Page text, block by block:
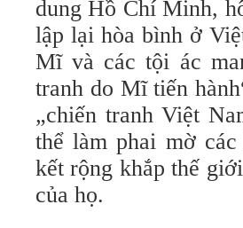
dung Hồ Chí Minh,
lập lại hòa bình ở
Mĩ và các tội ác
tranh do Mĩ tiến
„chiến tranh Việt
thể làm phai mờ
kết rộng khắp thế
của họ.